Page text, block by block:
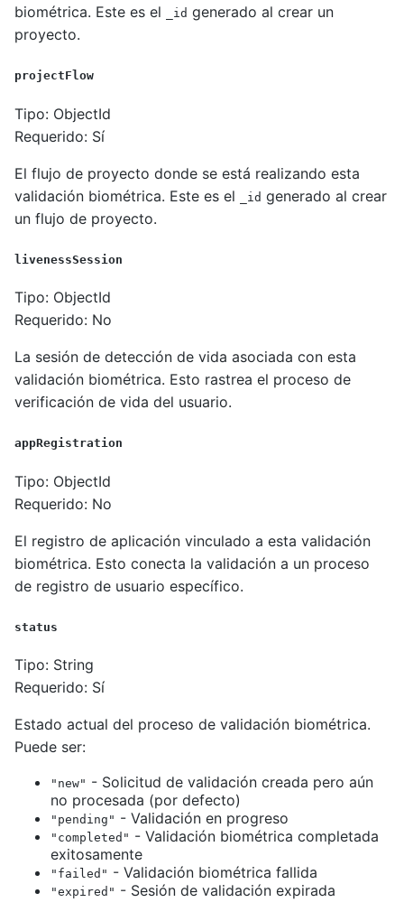
biométrica. Este es el
_id generado al crear un
proyecto.
projectFlow
Tipo: ObjectId
Requerido: Sí
El flujo de proyecto donde se está realizando esta
validación biométrica. Este es el
_id generado al crear
un flujo de proyecto.
livenessSession
Tipo: ObjectId
Requerido: No
La sesión de detección de vida asociada con esta
validación biométrica. Esto rastrea el proceso de
verificación de vida del usuario.
appRegistration
Tipo: ObjectId
Requerido: No
El registro de aplicación vinculado a esta validación
biométrica. Esto conecta la validación a un proceso
de registro de usuario específico.
status
Tipo: String
Requerido: Sí
Estado actual del proceso de validación biométrica.
Puede ser:
"new" - Solicitud de validación creada pero aún
no procesada (por defecto)
"pending" - Validación en progreso
"completed" - Validación biométrica completada
exitosamente
"failed" - Validación biométrica fallida
"expired" - Sesión de validación expirada